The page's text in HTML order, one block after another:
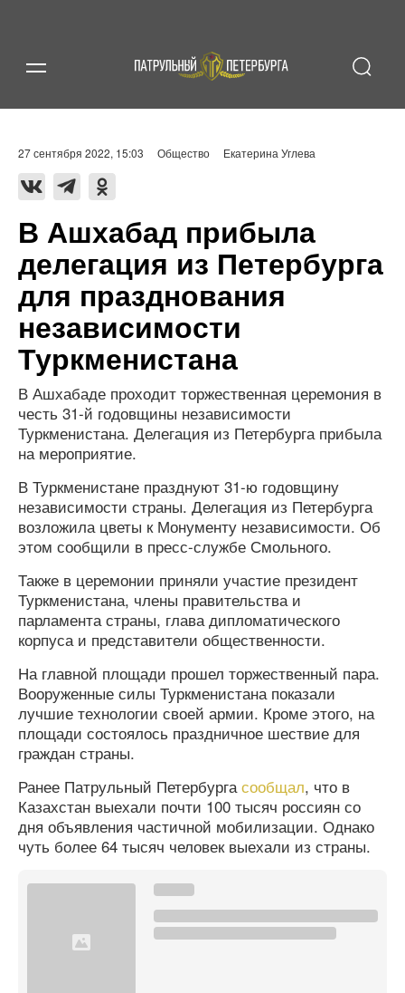
27 сентября 2022, 15:03 Общество Екатерина Углева
В Ашхабад прибыла
делегация из Петербурга
для празднования
независимости
Туркменистана
В Ашхабаде проходит торжественная церемония в
честь 31-й годовщины независимости
Туркменистана. Делегация из Петербурга прибыла
на мероприятие.
В Туркменистане празднуют 31-ю годовщину
независимости страны. Делегация из Петербурга
возложила цветы к Монументу независимости. Об
этом сообщили в пресс-службе Смольного.
Также в церемонии приняли участие президент
Туркменистана, члены правительства и
парламента страны, глава дипломатического
корпуса и представители общественности.
На главной площади прошел торжественный пара.
Вооруженные силы Туркменистана показали
лучшие технологии своей армии. Кроме этого, на
площади состоялось праздничное шествие для
граждан страны.
Ранее Патрульный Петербургасообщал, что в
Казахстан выехали почти 100 тысяч россиян со
дня объявления частичной мобилизации. Однако
чуть более 64 тысяч человек выехали из страны.